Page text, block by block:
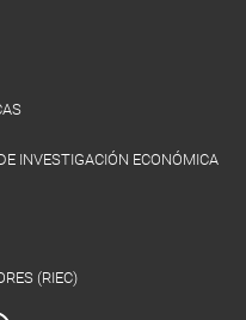
INVESTIGACIÓN ECONÓMICA
(RIEC)